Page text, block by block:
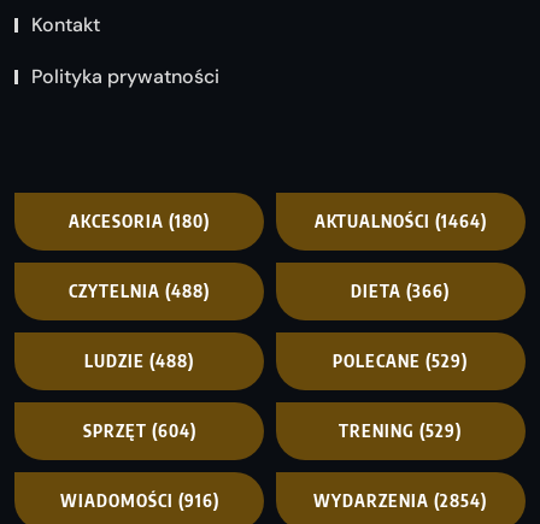
Kontakt
Polityka prywatności
AKCESORIA (180) AKTUALNOŚCI (1464)
CZYTELNIA (488) DIETA (366)
LUDZIE (488) POLECANE (529)
SPRZĘT (604) TRENING (529)
WIADOMOŚCI (916) WYDARZENIA (2854)